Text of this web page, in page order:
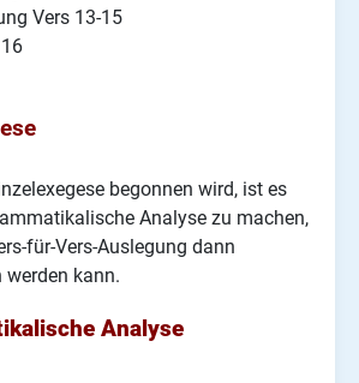
Vers 13-15
begonnen wird, ist es
Analyse zu machen,
für-Vers-Auslegung dann
kann.
Analyse